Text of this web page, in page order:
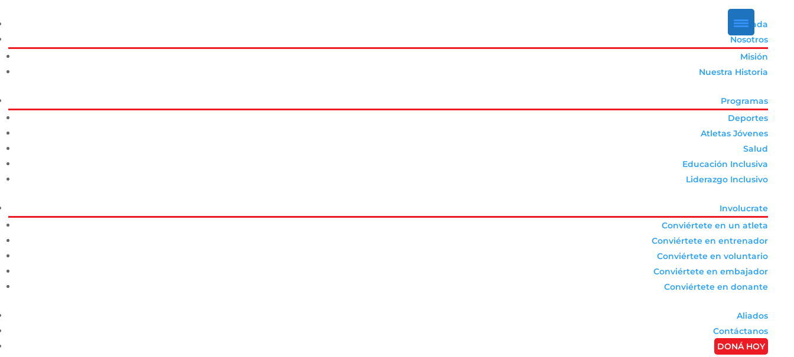
Portada
Nosotros
Misión
Nuestra Historia
Programas
Deportes
Atletas Jóvenes
Salud
Educación Inclusiva
Liderazgo Inclusivo
Involucrate
Conviértete en un atleta
Conviértete en entrenador
Conviértete en voluntario
Conviértete en embajador
Conviértete en donante
Aliados
Contáctanos
DONÁ HOY